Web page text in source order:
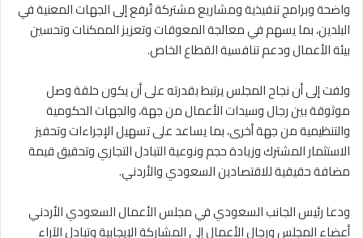
واضحة وبرامج تنفيذية ومشاريع مشتركة تُرفع إلى الجهات المعنية في
البلدين، بما يسهم في معالجة المعوقات وتعزيز الممكنات وتحسين
بيئة الأعمال ودعم تنافسية القطاع الخاص.
ولفت إلى أن نجاح المجلس يرتبط بقدرته على أن يكون حلقة وصل
موثوقة بين رجال وسيدات الأعمال من جهة، والجهات الحكومية
والتنظيمية من جهة أخرى، بما يساعد على تسهيل الإجراءات وتحفيز
الاستثمار المشترك وزيادة حجم ونوعية التبادل التجاري وتحقيق قيمة
مضافة حقيقية للاقتصادين السعودي والأردني.
ودعا رئيس الجانب السعودي في مجلس الأعمال السعودي الأردني
أعضاء المجلس ورجال الأعمال إلى المشاركة الإيجابية وتبادل الآراء